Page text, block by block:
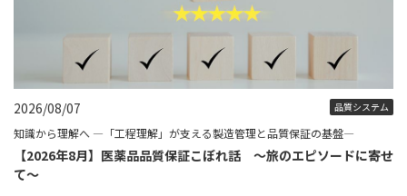
2026/08/07 品質システム
知識から理解へ ―「工程理解」が支える製造管理と品質保証の基盤―
【2026年8月】医薬品品質保証こぼれ話 ～旅のエピソードに寄せ
て～